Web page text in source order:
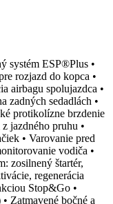
systém ESP®Plus •
rozjazd do kopca •
airbagu spolujazdca •
zadných sedadlách •
protikolízne brzdenie
jazdného pruhu •
• Varovanie pred
vodiča •
zosilnený štartér,
regenerácia
Stop&Go •
Zatmavené bočné a